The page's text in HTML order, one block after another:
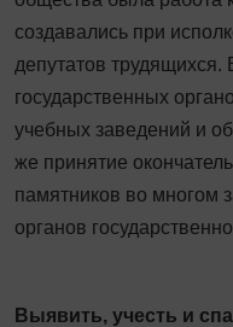
создавались при
депутатов трудящихся.
государственных
учебных заведений и
же принятие
памятников во многом
органов
Выявить, учесть и